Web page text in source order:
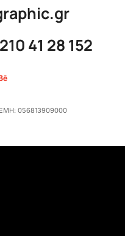
41 28 152
056813909000